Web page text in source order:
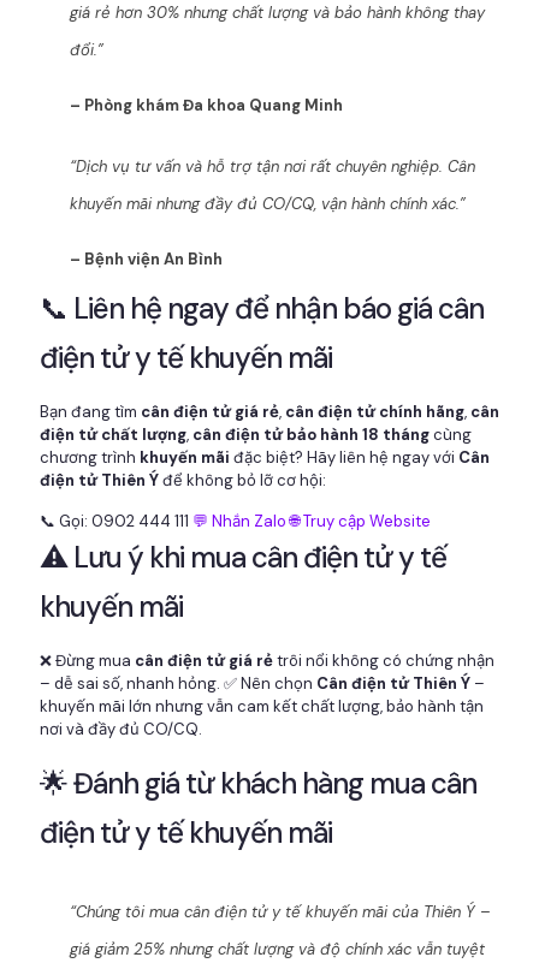
giá rẻ hơn 30% nhưng chất lượng và bảo hành không thay
đổi.”
– Phòng khám Đa khoa Quang Minh
“Dịch vụ tư vấn và hỗ trợ tận nơi rất chuyên nghiệp. Cân
khuyến mãi nhưng đầy đủ CO/CQ, vận hành chính xác.”
– Bệnh viện An Bình
📞 Liên hệ ngay để nhận báo giá cân
điện tử y tế khuyến mãi
Bạn đang tìm cân điện tử giá rẻ, cân điện tử chính hãng, cân
điện tử chất lượng, cân điện tử bảo hành 18 thángcùng
chương trình khuyến mãi đặc biệt? Hãy liên hệ ngay với Cân
điện tử Thiên Ýđể không bỏ lỡ cơ hội:
📞 Gọi: 0902 444 111 💬 Nhắn Zalo 🌐 Truy cập Website
⚠️ Lưu ý khi mua cân điện tử y tế
khuyến mãi
❌ Đừng mua cân điện tử giá rẻtrôi nổi không có chứng nhận
– dễ sai số, nhanh hỏng. ✅ Nên chọn Cân điện tử Thiên Ý –
khuyến mãi lớn nhưng vẫn cam kết chất lượng, bảo hành tận
nơi và đầy đủ CO/CQ.
🌟 Đánh giá từ khách hàng mua cân
điện tử y tế khuyến mãi
“Chúng tôi mua cân điện tử y tế khuyến mãi của Thiên Ý –
giá giảm 25% nhưng chất lượng và độ chính xác vẫn tuyệt